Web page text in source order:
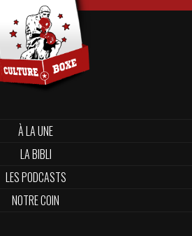
À LA UNE
LA BIBLI
LES PODCASTS
NOTRE COIN